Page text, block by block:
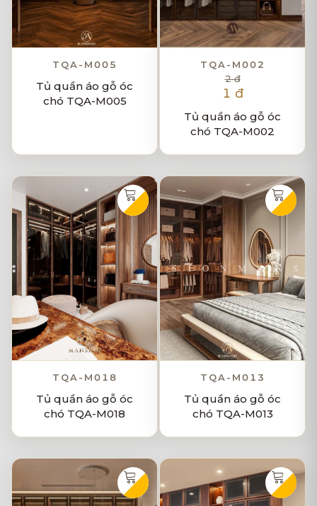
TQA-M005
Tủ quần áo gỗ óc
chó TQA-M005
TQA-M002
2 đ
1 đ
Tủ quần áo gỗ óc
chó TQA-M002
TQA-M018
Tủ quần áo gỗ óc
chó TQA-M018
TQA-M013
Tủ quần áo gỗ óc
chó TQA-M013